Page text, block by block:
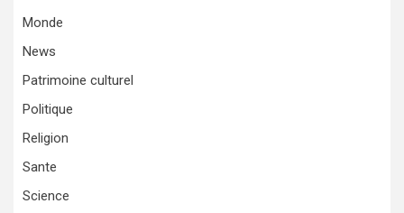
Monde
News
Patrimoine culturel
Politique
Religion
Sante
Science